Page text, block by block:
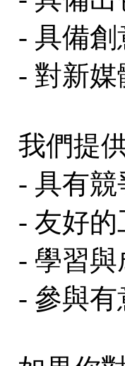
- 具備
- 對新
我們提供
- 具有
- 友好
- 學習
- 參與